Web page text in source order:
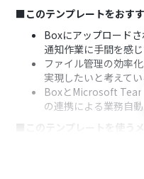
■このテンプレートをおす
Boxにアップロード
通知作業に手間を感
ファイル管理の効率
実現したいと考えて
BoxとMicrosoft
の連携による業務自
■このテンプレートを使うメ